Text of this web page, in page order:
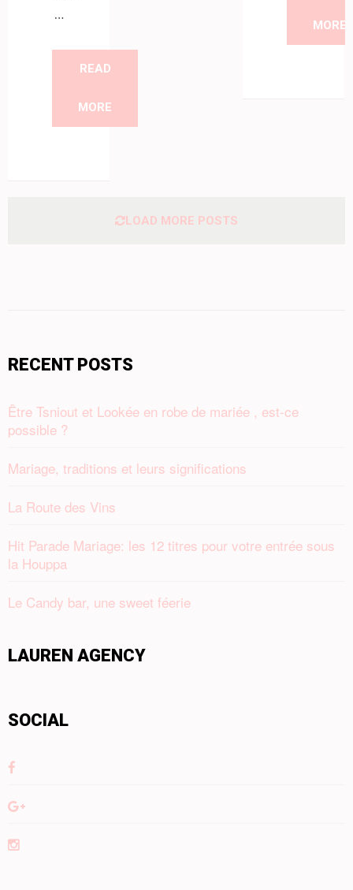
…
READ
MORE
MORE
LOAD MORE POSTS
RECENT POSTS
Être Tsniout et Lookée en robe de mariée , est-ce
possible ?
Mariage, traditions et leurs significations
La Route des Vins
Hit Parade Mariage: les 12 titres pour votre entrée sous
la Houppa
Le Candy bar, une sweet féerie
LAUREN AGENCY
SOCIAL